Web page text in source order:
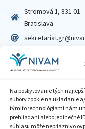
Na poskytovanie tých
súbory cookie na ukladanie
týmito technológiami nám
prehliadaní alebo jedinečné
súhlasu môže nepriaznivo
Stromová 1, 831 01
Bratislava
IČO: 00164348
DIČ: 2020798714